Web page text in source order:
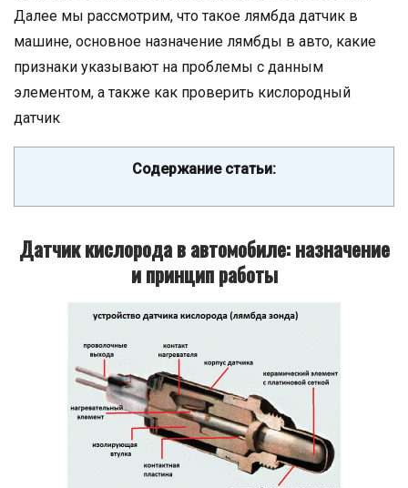
Далее мы рассмотрим, что такое лямбда датчик в
машине, основное назначение лямбды в авто, какие
признаки указывают на проблемы с данным
элементом, а также как проверить кислородный
датчик
Содержание статьи:
Датчик кислорода в автомобиле: назначение
и принцип работы